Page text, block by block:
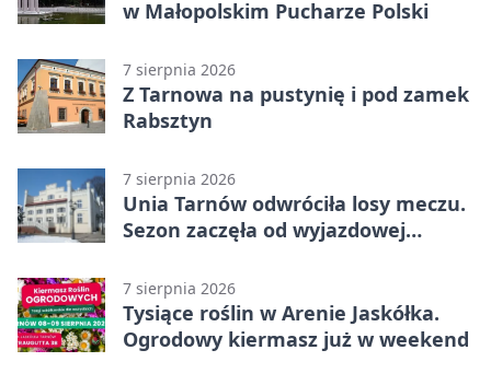
w Małopolskim Pucharze Polski
7 sierpnia 2026
Z Tarnowa na pustynię i pod zamek
Rabsztyn
7 sierpnia 2026
Unia Tarnów odwróciła losy meczu.
Sezon zaczęła od wyjazdowej
7 sierpnia 2026
Tysiące roślin w Arenie Jaskółka.
Ogrodowy kiermasz już w weekend